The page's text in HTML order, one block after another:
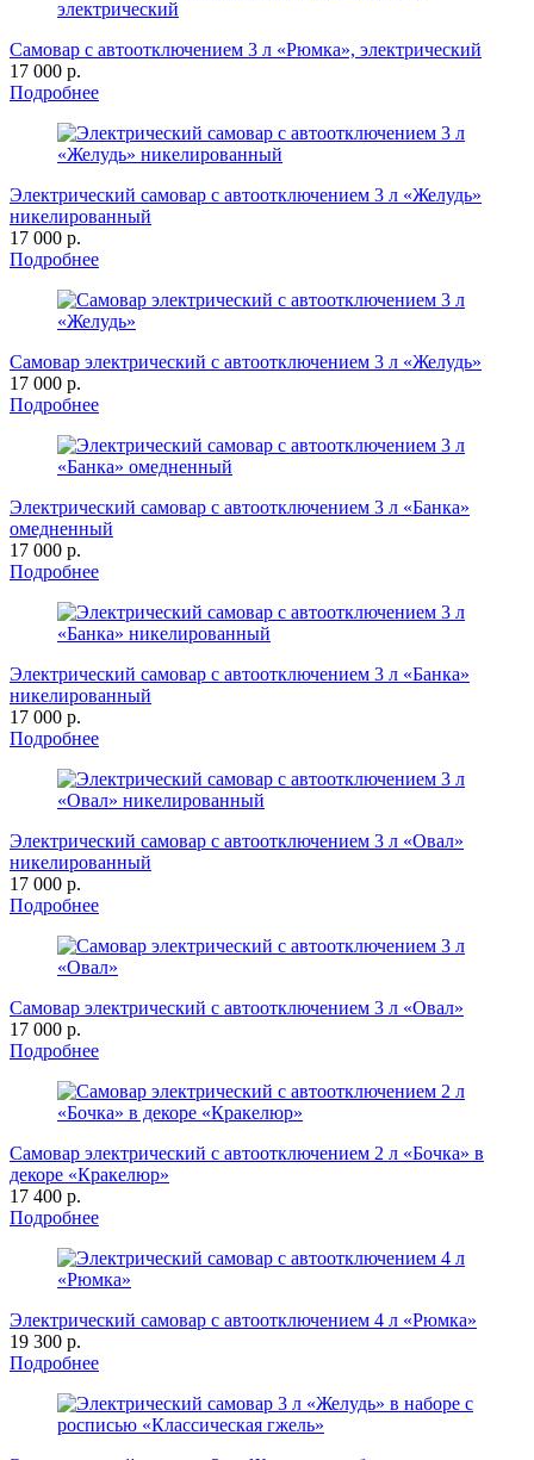
Самовар с автоотключением 3 л «Рюмка», электрический
17 000 р.
Подробнее
Электрический самовар с автоотключением 3 л «Желудь»
никелированный
17 000 р.
Подробнее
Самовар электрический с автоотключением 3 л «Желудь»
17 000 р.
Подробнее
Электрический самовар с автоотключением 3 л «Банка»
омедненный
17 000 р.
Подробнее
Электрический самовар с автоотключением 3 л «Банка»
никелированный
17 000 р.
Подробнее
Электрический самовар с автоотключением 3 л «Овал»
никелированный
17 000 р.
Подробнее
Самовар электрический с автоотключением 3 л «Овал»
17 000 р.
Подробнее
Самовар электрический с автоотключением 2 л «Бочка» в
декоре «Кракелюр»
17 400 р.
Подробнее
Электрический самовар с автоотключением 4 л «Рюмка»
19 300 р.
Подробнее